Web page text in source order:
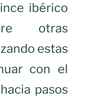
ibérico
otras
estas
con el
pasos